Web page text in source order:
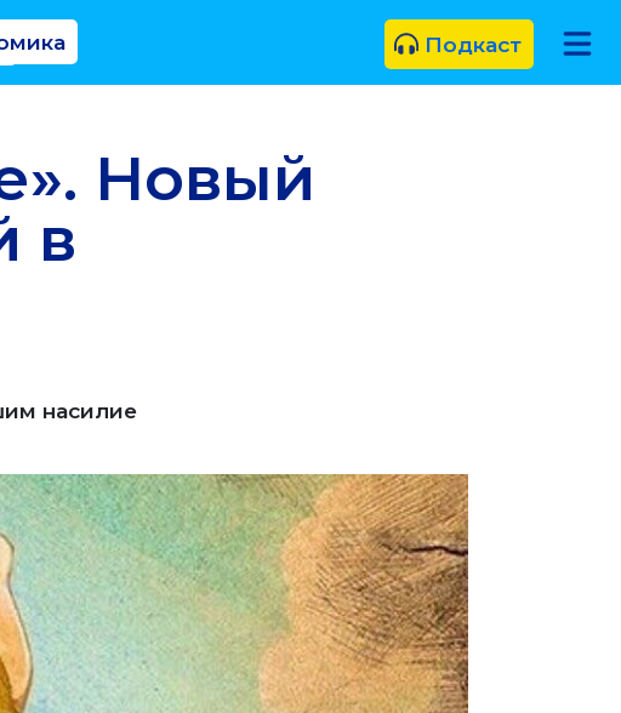
Подкаст
Новый
в
насилие